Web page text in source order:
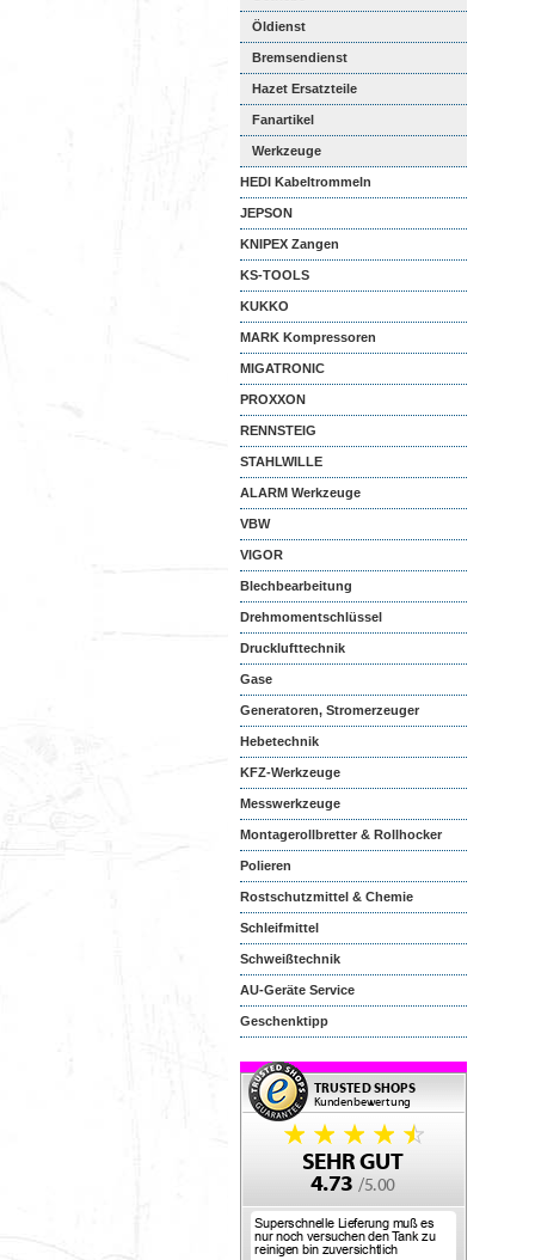
Öldienst
Bremsendienst
Hazet Ersatzteile
Fanartikel
Werkzeuge
HEDI Kabeltrommeln
JEPSON
KNIPEX Zangen
KS-TOOLS
KUKKO
MARK Kompressoren
MIGATRONIC
PROXXON
RENNSTEIG
STAHLWILLE
ALARM Werkzeuge
VBW
VIGOR
Blechbearbeitung
Drehmomentschlüssel
Drucklufttechnik
Gase
Generatoren, Stromerzeuger
Hebetechnik
KFZ-Werkzeuge
Messwerkzeuge
Montagerollbretter & Rollhocker
Polieren
Rostschutzmittel & Chemie
Schleifmittel
Schweißtechnik
AU-Geräte Service
Geschenktipp